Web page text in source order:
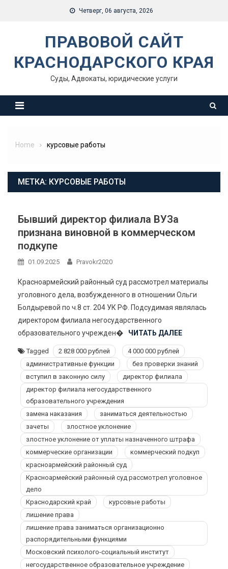
Четверг, 06 августа, 2026
ПРАВОВОЙ САЙТ
КРАСНОДАРСКОГО КРАЯ
Суды, Адвокаты, юридические услуги
Home курсовые работы
МЕТКА: КУРСОВЫЕ РАБОТЫ
Бывший директор филиала ВУЗа
признана виновной в коммерческом
подкупе
01.09.2025 Pravokr2020
Красноармейский районный суд рассмотрел материалы
уголовного дела, возбужденного в отношении Ольги
Болдыревой по ч.8 ст. 204 УК РФ. Подсудимая являлась
директором филиала негосударственного
образовательного учрежден�
ЧИТАТЬ ДАЛЕЕ
Tagged 2 828 000 рублей
4 000 000 рублей
административные функции
без проверки знаний
вступил в законную силу
директор филиала
директор филиала негосударственного
образовательного учреждения
замена наказания
заниматься деятельностью
зачеты
злостное уклонение
злостное уклонение от уплаты назначенного штрафа
коммерческие организации
коммерческий подкуп
красноармейский районный суд
Красноармейский районный суд рассмотрел уголовное
дело
Краснодарский край
курсовые работы
лишение права
лишение права заниматься организационно
распорядительными функциями
Московский психолого-социальный институт
негосударственное образовательное учреждение